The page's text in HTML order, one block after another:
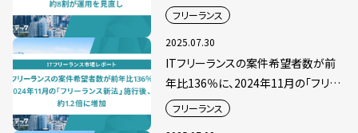
へ 契約手続きや運用の見直しも進
む
フリーランス
2025.07.30
ITフリーランスの案件希望者数が前
年比136％に、2024年11月の「フリー
ランス新法」施行後、約1.2倍に増加
フリーランス